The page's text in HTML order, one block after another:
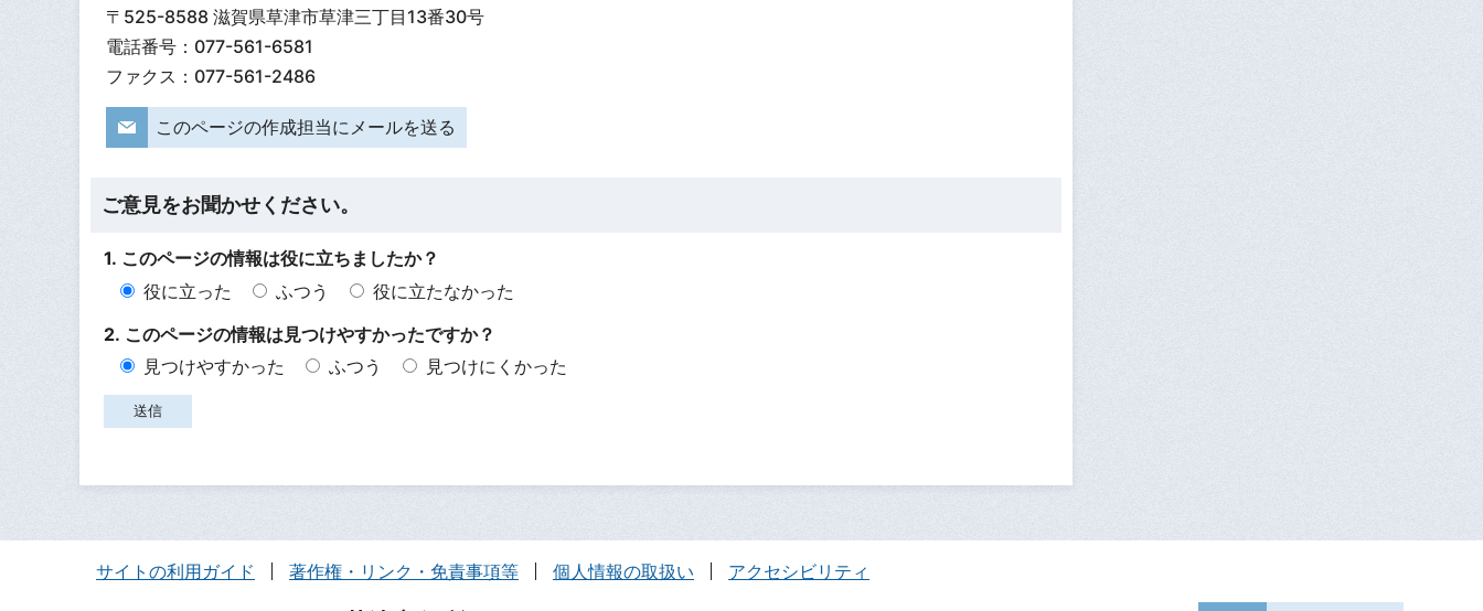
〒525-8588 滋賀県草津市草津三丁目13番30号
電話番号：077-561-6581
ファクス：077-561-2486
このページの作成担当にメールを送る
ご意見をお聞かせください。
1. このページの情報は役に立ちましたか？
役に立った
ふつう
役に立たなかった
2. このページの情報は見つけやすかったですか？
見つけやすかった
ふつう 見つけにくかった
サイトの利用ガイド 著作権・リンク・免責事項等 個人情報の取扱い アクセシビリティ